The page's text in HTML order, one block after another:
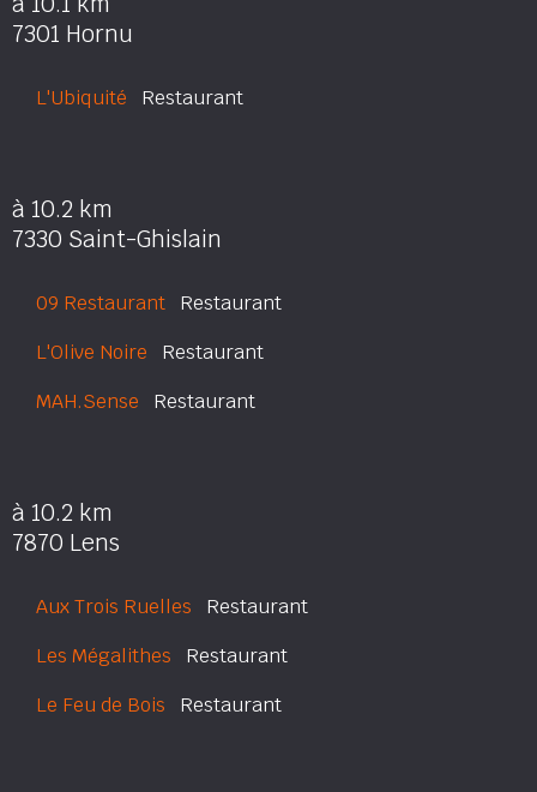
7301 Hornu
L'Ubiquité Restaurant
à 10.2 km
7330 Saint-Ghislain
09 Restaurant Restaurant
L'Olive Noire Restaurant
MAH.Sense Restaurant
à 10.2 km
7870 Lens
Aux Trois Ruelles Restaurant
Les Mégalithes Restaurant
Le Feu de Bois Restaurant